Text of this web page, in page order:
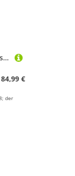
vidaXL Tischtennisnetz Tennisnetz Schwarz und Rot 400x100x87 cm Polyester
84,99 €
der